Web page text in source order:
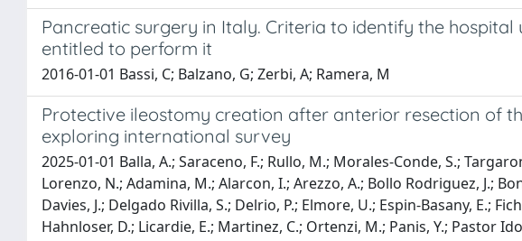
Pancreatic surgery in Italy. Criteria to identify the
entitled to perform it
2016-01-01 Bassi, C; Balzano, G; Zerbi, A; Ramera, M
Protective ileostomy creation after anterior resection of
exploring international survey
2025-01-01 Balla, A.; Saraceno, F.; Rullo, M.; Morales-Conde, S.; Targarona Soler, E. M.; Di Saverio, S.; Guerrieri, M.; Lepiane, P.; Di Lorenzo, N.; Adamina, M.; Alarcon, I.; Arezzo, A.; Bollo Rodriguez, J.; Boni, L.; Biondo, S.; Carrano, F. M.; Chand, M.; Jenkins, J. T.; Davies, J.; Delgado Rivilla, S.; Delrio, P.; Elmore, U.; Espin-Basany, E.; Fichera, A.; Lorente, B. F.; Francis, N.; Gomez Ruiz, M.; Hahnloser, D.; Licardie, E.; Martinez, C.; Ortenzi, M.; Panis, Y.; Pastor Idoate, C.; Paganini, A. M.; Pera, M.; Perinotti, R.; Popowich, D. A.; Rockall, T.; Rosati, R.; Sartori, A.; Scoglio, D.; Shalaby, M.; Simo Fernandez, V.; Smart, N. J.; Spinelli, A.; Sylla, P.; Tanis, P. J.; Valdes Hernandez, J.; Wexner, S. D.; Sileri, P.; Zuin, M.; Vazquez, L. A. Z.; Zuhdy, M.; Zorzetti, N.; Zorcolo, L.; Zizzo, M.; Zindovic, M.; Ziprin, P.; Zimmitti, G.; Zimmerman, D. D. E.; Zigiotto, D.; Zenger, S.; Zarand, A.; Zapsalis, K.; Zamparas, A.; Zambon, M.; Zago, M.; Uzunoglu, M. Y.; Yalkin, O.; Turker, K. Y.; Xenaki, S.; Wolthuis, A. M.; West, M. A.; Waledziak, M.; Vukcevic, B.; Viti, M.; Vita, G.; Virlos, I.; Virgilio, E.; Virgilio, F.; Violante, T.; Vinnars, P.; Villardita, V.; Vigorita, V.; Viehl, C. T.; Martinez, E. V.; Vicentini, B.; Vescio, F.; Verras, G. I.; Mante, B. V.; Vereczkei, A.; Verdi, D.; Venturelli, P.; Vazquez-Monchul, J.; Van Eetvelde, E.; Vallicelli, C.; Rodas, M. E. V.; Valenti, M. R.; Vailas, M.; Ussia, A.; Usai, V.; Usai, S.; Usai, A.; Urso, E. D. L.; Quintana, N. U.; Urbanska, K.; Uranues, S.; Kasbekar, P. U.; Younis, M. U.; Mutlu, A. U.; Tutino, R.; Tursunovic, A.; Turri, G.; Turluianu, R. C.; Tufo, A.; Cimini, I. T.; Tschann, P.; Trujillo-Diaz, J.; Trompetto, M.; Troci, A.; Trentavizi, L.; Trapani, V.; Toutouzas, K. G.; Toth, D.; Torre, B.; Tonello, P.; Tomulescu, V.; Tomasicchio, G.; Tirloni, L.; Tirelli, F.; Tilocca, P. L.; Thomopoulos, T.; Thomaschewski, M.; Theodoropoulos, G.; Thicoipe, A.; Thangavelu, A.; Thambi, P.; Terzo, S.; Terrosu, G.; Tekelidis, A.; Tejedor, P.; Tedesco, S.; Tebala, G. D.; Taseva, A.; Tartaglia, N.; Tartaglia, E.; Tardeja, M.; Tarallo, M.; Tanda, C.; Tancredi, M.; Tanal, M.; Tamburini, A. M.; Tamini, N.; Tallon-Aguilar, L.; Taglietti, L.; Tagliabue, F.; Syllaios, A.; Pipitone Federico, N. S.; Sunter, K.; Suarez Pazos, N.; Storms, P.; Stijns, J.; Stepanyan, S.; Stassen, L.; Stabilini, C.; Spota, A.; Spiezio, G.; Spalluto, M.; Sozzi, A.; Souadka, A.; Soto-Darias, I.; Sotiropoulou, M.; Sorroche De La Paz, E.; Sorrentino, C.; Soldini, G.; Sodano, L.; Sisik, A.; Siragusa, L.; Singh, B.; Simon, T.; Simion, L.; Silvestri, V.; Siboe, M.; Sforza, S.; Sevik, H.; Serventi, A.; Serao, A.; Sequi, L.; Sensi, B.; Lorenzana, F. S.; Senent-Boza, A.; Sencer Ergin, A.; Semiao, M.; Seicean, R.; Sebastiani, S.; Schoeb, O.; Sheth, H.; Shaikh, S.; Shakir, T.; Scudo, G.; Scotto, B.; Scollica, M.; Scognamillo, F.; Sciaudone, G.; Schizas, D.; Schimera, A.; Schiltz, B.; Schiavone, V.; Schena, C. A.; Schasfoort, R.; Scarno, F.; Scaringi, S.; Scaravilli, L.; Scaramuzzo, R.; Scammon Duran, A.; Sbacco, V.; Saullo, P.; Sasia, D.; Sarsenov, D.; Santoro, G.; Santoliquido, M.; Sampietro, R.; Sameh, E.; Salvans, S.; Salama, M. M.; Saladino, E.; Sakr, A.; Saklani, A.; Sakarellos, P.; Benk, M. S.; Sagnotta, A.; Sacco, L.; Sarma, D. R.; Rutegard, M.; Rusconi, A.; Ruiz, L.; Rufas Acin, M.; Rotas, I.; Rosso, E.; Rossi, S.; Rossi, L.; Roscio, F. P. M.; Rosato, A.; Rosa, F.; Romic, I.; Romero-Simo, M.; Romero-Marcos, J. -M.; Gonzalez, J.; Romero, L.; Romeo, F.; Romano, R.; Romano, M.; Roli, I.; Roldon Golet, M.; Rocco, G.; Roig, J. V.; Roesel, R.; Rizzuto, A.; Rizzoli, G.; Rizzo, G.; Rizzello, M.; Rivera Castellano, J.; Ris, F.; Rios Blanco, R.; Riccio, F.; Farooqui, M. R.; Renzi, F.; Rems, M.; Reitano, E.; Reinisch-Liese, A.; Rega, D.; Scurtu, R. R.; Shaikh, A. R.; Ray-Offor, E.; Ravi, D.; Rashid, A.; Raparelli, L.; Geddam, S. R.; Ranucci, M. C.; Randazzo, V.; Rampulla, V.; Ramos Sanfiel, J.; Ramirez Redondo, A.; Ramallo-Solis, I.; Ramalho De Almeida, F.; Omari, A. R.; Quaresima, S.; Puglisi, S. B.; Pugin, F.; Puccioni, C.; Puccica, I.; Pros, I.; Proclama, M. P.; Presacco, S.; Preda, D.; Pozzo, M.; Pouwels, S.; Portugal Porras, V.; Poskus, T.; Porta, A.; Porcu, A.; Popescu, R. C.; Popa, C.; Popa, A.; Pontecorvi, E.; Poli, F.; Poillucci, G.; Podda, M.; Platto, M.; Pizzini, P.; Pisano, M.; Pisani-Ceretti, A.; Pirozzi, F.; Piozzi, G. N.; Pinotti, E.; Pietroletti, R.; Piceni, C.; Piccolo, D.; Piccioni, S. A.; Picciariello, A.; Picchetto, A.; Picardi, B.; Petrucciani, N.; Petropoulou, T.; Peters, W.; Petagna, L.; Pesenti, G.; Pertile, D.; Perra, T.; Perotti, B.; Pernazza, G.; Perivoliotis, K.; Perez-Tierra Ruiz, J. V.; Perez-Sanchez, L. E.; Perez Garcia, J.; Pepe, F.; Pena Ros, E.; Pendola, M.; Pende, V.; Peltrini, R.; Peloso, A.; Pellino, G.; Pellicciaro, M.; Pegoraro, F.; Pedrazzani, C.; Pecchini, F.; Pavone, G.; Pavanello, M.; Pata, F.; Passannanti, D.; Passagnoli, F.; Pasculli, A.; Pascariello, A.; Parra Banos, P.; Parini, D.; Paredes-Cotore, J. P.; Pararas, N.; Paranyak, M.; Paradiso, G.; Papavramidis, T.; Papagni, V.; Panuska, D.; Panova, P.; Pando, J. -A.; Pandey, D.; Panaccio, P.; Palomba, G.; Palmisano, S.; Palmieri, L.; Paitici, S.; Pagano, G.; Padoan, L.; Padin Alvarez, H.; Pacilli, M.; Pach, R.; Ozmen, M.; Ozgu, K.; Ottaviani, L.; Ossola, P.; Orzeszko, Z.; Orts-Mico, F. J.; Orlando, G. G.; Orfanos, S.; Onkaya, M.; Onglao, M. A. S.; Olson, C. H.;